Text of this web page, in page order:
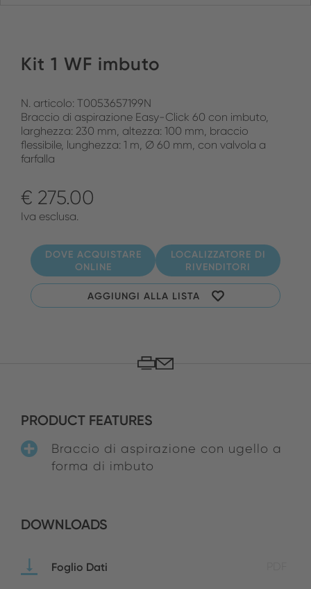
Kit 1 WF imbuto
N. articolo: T0053657199N
Braccio di aspirazione Easy-Click 60 con imbuto,
larghezza: 230 mm, altezza: 100 mm, braccio
flessibile, lunghezza: 1 m, Ø 60 mm, con valvola a
farfalla
€ 275.00
Iva esclusa.
DOVE ACQUISTARE
ONLINE
LOCALIZZATORE DI
RIVENDITORI
AGGIUNGI ALLA LISTA
PRODUCT FEATURES
Braccio di aspirazione con ugello a
forma di imbuto
DOWNLOADS
Foglio Dati